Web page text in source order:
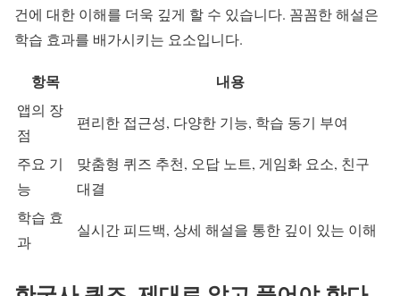
건에 대한 이해를 더욱 깊게 할 수 있습니다. 꼼꼼한 해설은
학습 효과를 배가시키는 요소입니다.
항목 내용
앱의 장
점
편리한 접근성, 다양한 기능, 학습 동기 부여
주요 기
능
맞춤형 퀴즈 추천, 오답 노트, 게임화 요소, 친구
대결
학습 효
과
실시간 피드백, 상세 해설을 통한 깊이 있는 이해